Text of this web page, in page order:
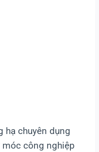
hạ chuyên dụng
móc công nghiệp